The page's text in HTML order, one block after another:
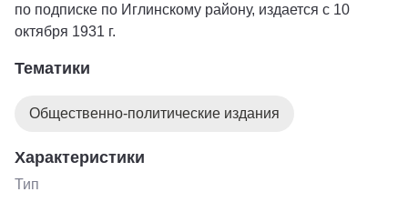
по подписке по Иглинскому району, издается с 10
октября 1931 г.
Тематики
Общественно-политические издания
Характеристики
Тип